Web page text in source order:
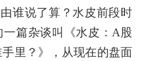
谁说了算？水皮前段时
一篇杂谈叫《水皮：A股
里？》，从现在的盘面